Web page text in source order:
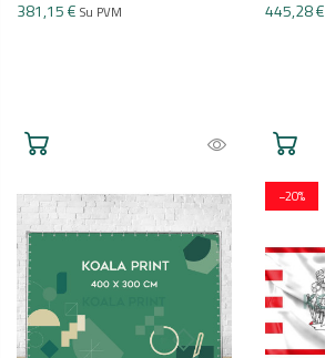
381,15 € Su PVM 445,28 €
−20%